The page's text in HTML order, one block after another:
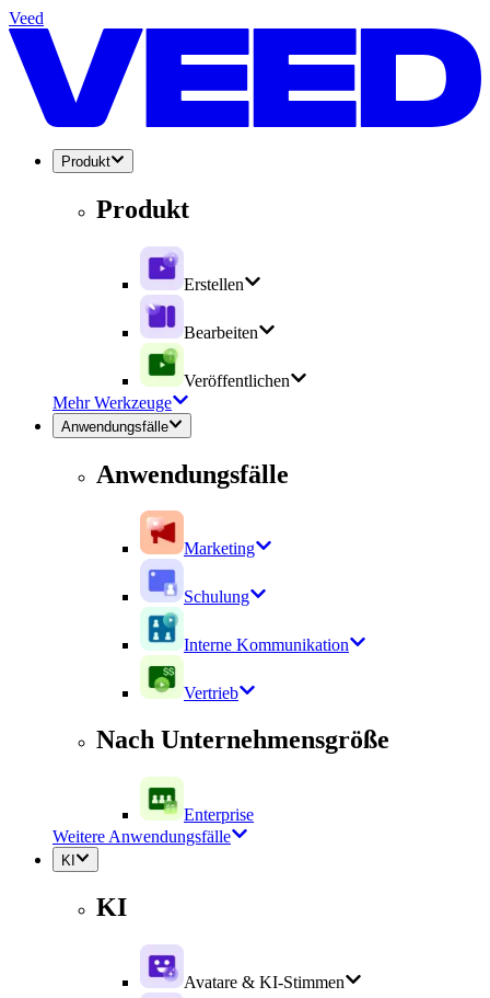
Veed
Produkt
Produkt
Erstellen
Bearbeiten
Veröffentlichen
Mehr Werkzeuge
Anwendungsfälle
Anwendungsfälle
Marketing
Schulung
Interne Kommunikation
Vertrieb
Nach Unternehmensgröße
Enterprise
Weitere Anwendungsfälle
KI
KI
Avatare & KI-Stimmen